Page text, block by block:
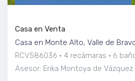
Casa en Venta
Casa en Monte Alto, Valle de
RCV586036
4 recámaras 6
Asesor: Erika Montoya de Vázquez